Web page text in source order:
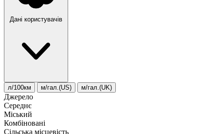
Дані користувачів
л/100км м/гал.(US) м/гал.(UK)
Джерело
Середнє
Міський
Комбіновані
Сільська місцевість